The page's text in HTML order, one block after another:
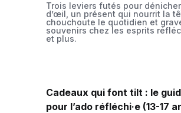
Trois leviers futés pour
d’œil, un présent qui nourrit la
chouchoute le quotidien et
souvenirs chez les esprits
et plus.
Cadeaux qui font tilt : le
pour l’ado réfléchi·e (13-17